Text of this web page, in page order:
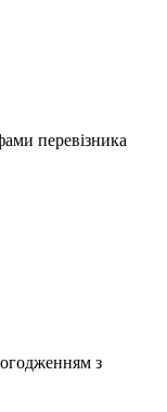
перевізника
з